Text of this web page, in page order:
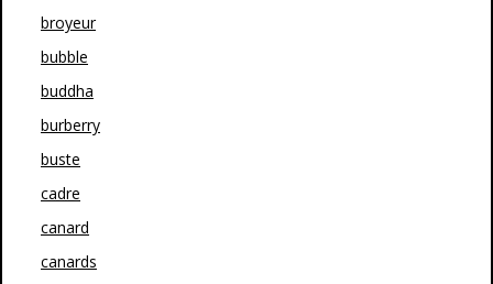
broyeur
bubble
buddha
burberry
buste
cadre
canard
canards